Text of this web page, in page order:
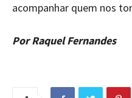
acompanhar quem nos
Por Raquel Fernandes